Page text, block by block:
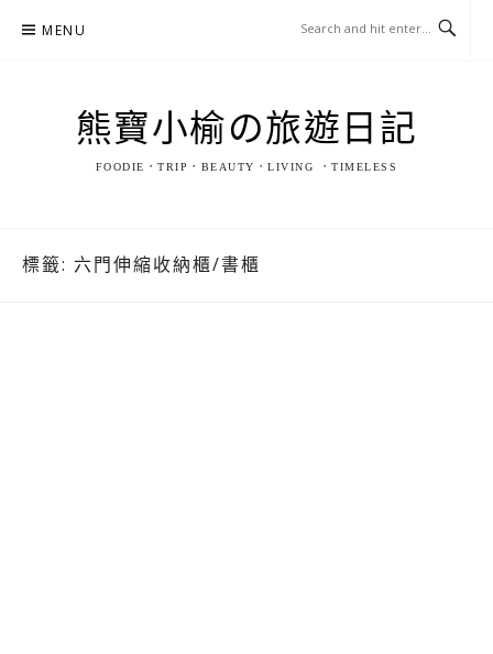
MENU
熊寶小榆の旅遊日記
FOODIE．TRIP．BEAUTY．LIVING ．TIMELESS
標籤: 六門伸縮收納櫃/書櫃